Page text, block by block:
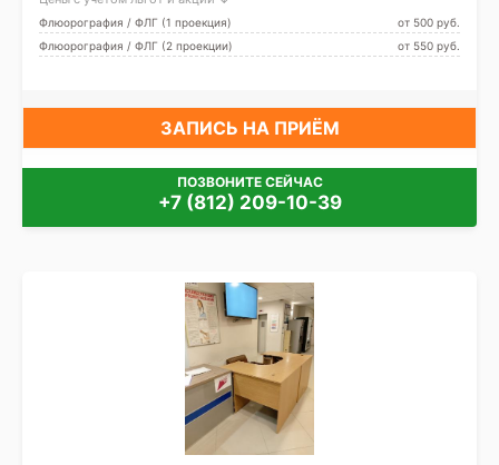
Флюорография / ФЛГ (1 проекция)
от 500 pуб.
Флюорография / ФЛГ (2 проекции)
от 550 pуб.
ЗАПИСЬ НА ПРИЁМ
ПОЗВОНИТЕ СЕЙЧАС
+7 (812) 209-10-39